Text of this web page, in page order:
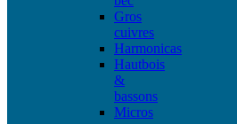
Gros
cuivres
Harmonicas
Hautbois
&
bassons
Micros